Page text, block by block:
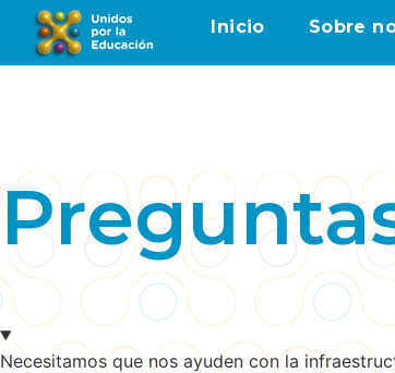
Inicio Sobre
Necesitamos que nos ayuden con la